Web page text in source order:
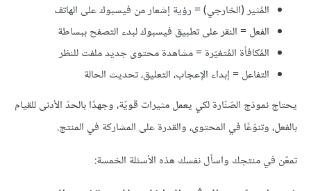
المُثير (الخارجي) = رؤية إشعار من فيسبوك على الهاتف
الفعل = النقر على تطبيق فيسبوك لبدء التصفح ببساطة
المُكافأة المُتغيّرة = مشاهدة محتوى جديد ملفت للنظر
التفاعل = إبداء الإعجاب، التعليق، تحديث الحالة
يحتاج نموذج الصّنّارة لكي يعمل مثيرات قويّة، وجهدًا بالحدّ الأدنى للقيام
بالفعل، وتنوّعًا في المحتوى، والقدرة على المشاركة في المنتج.
تمعّن في منتجك واسأل نفسك هذه الأسئلة الخمسة: